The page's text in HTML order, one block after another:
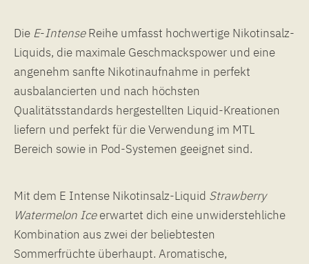
Die E-IntenseReihe umfasst hochwertige Nikotinsalz-
Liquids, die maximale Geschmackspower und eine
angenehm sanfte Nikotinaufnahme in perfekt
ausbalancierten und nach höchsten
Qualitätsstandards hergestellten Liquid-Kreationen
liefern und perfekt für die Verwendung im MTL
Bereich sowie in Pod-Systemen geeignet sind.
Mit dem E Intense Nikotinsalz-Liquid Strawberry
Watermelon Iceerwartet dich eine unwiderstehliche
Kombination aus zwei der beliebtesten
Sommerfrüchte überhaupt. Aromatische,